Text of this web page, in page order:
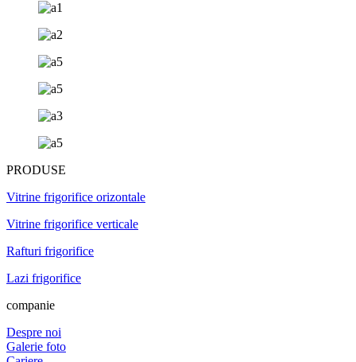
PRODUSE
Vitrine frigorifice orizontale
Vitrine frigorifice verticale
Rafturi frigorifice
Lazi frigorifice
companie
Despre noi
Galerie foto